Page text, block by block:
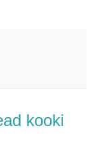
kooki